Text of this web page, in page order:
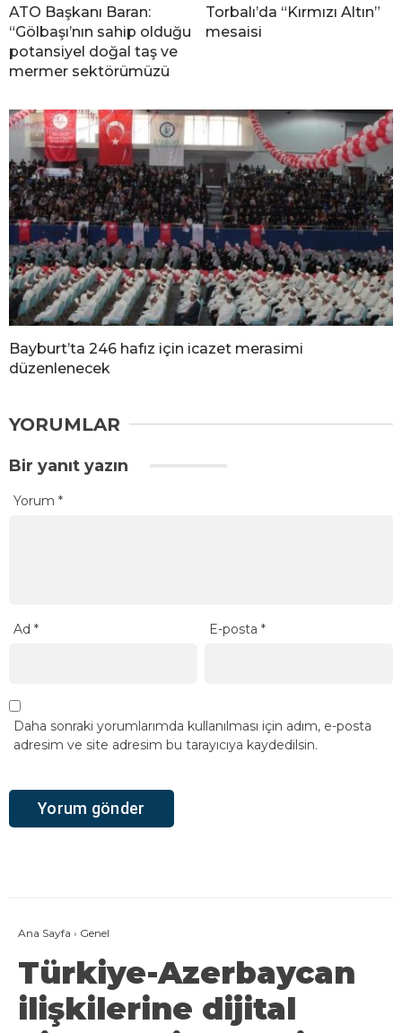
ATO Başkanı Baran:
“Gölbaşı’nın sahip olduğu
potansiyel doğal taş ve
mermer sektörümüzü
Torbalı’da “Kırmızı Altın”
mesaisi
Bayburt’ta 246 hafız için icazet merasimi
düzenlenecek
YORUMLAR
Bir yanıt yazın
Yorum *
Ad * E-posta*
Daha sonraki yorumlarımda kullanılması için adım, e-posta
adresim ve site adresim bu tarayıcıya kaydedilsin.
Ana Sayfa › Genel
Türkiye-Azerbaycan
ilişkilerine dijital